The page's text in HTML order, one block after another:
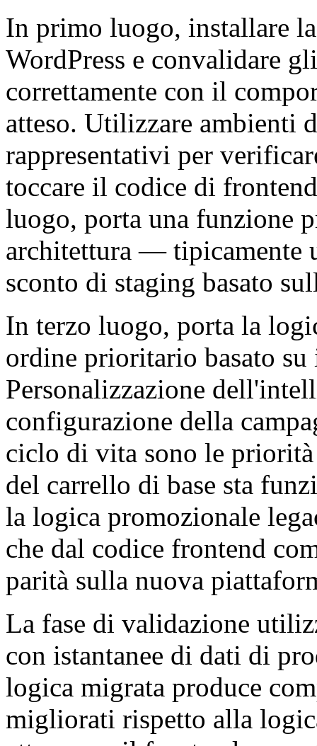
In primo luogo, installare
WordPress e convalidare
correttamente con il
atteso. Utilizzare ambienti
rappresentativi per
toccare il codice di
luogo, porta una funzione
architettura — tipicamente
sconto di staging basato
In terzo luogo, porta la
ordine prioritario basato su
Personalizzazione
configurazione della
ciclo di vita sono le
del carrello di base sta
la logica promozionale
che dal codice frontend
parità sulla nuova
La fase di validazione
con istantanee di dati di
logica migrata produce
migliorati rispetto alla